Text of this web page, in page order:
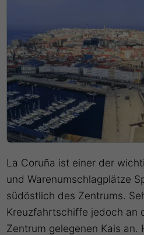
La Coruña ist einer der
und Warenumschlagplätze
südöstlich des Zentrums.
Kreuzfahrtschiffe jedoch an
Zentrum gelegenen Kais an.